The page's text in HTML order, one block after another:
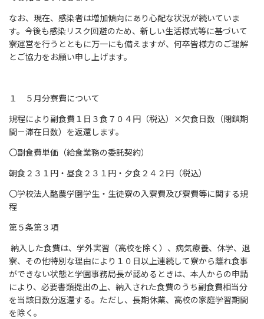
なお、現在、感染者は増加傾向にあり心配な状況が続いていま
す。今後も感染リスク回避のため、新しい生活様式等に基づいて
寮運営を行うとともに万一にも備えますが、何卒皆様方のご理解
とご協力をお願い申し上げます。
１ ５月分寮費について
規程により副食費１日３食７０４円（税込）×欠食日数（閉鎖期
間－滞在日数）を返還します。
〇副食費単価（給食業務の委託契約）
朝食２３１円・昼食２３１円・夕食２４２円（税込）
〇学校法人酪農学園学生・生徒寮の入寮費及び寮費等に関する規
程
第５条第３項
納入した食費は、学外実習（高校を除く）、病気療養、休学、退
寮、その他特別な理由により１０日以上連続して寮から離れ食事
ができない状態と学園事務局長が認めるときは、本人からの申請
により、必要書類提出の上、納入された食費のうち副食費相当分
を当該日数分返還する。ただし、長期休業、高校の家庭学習期間
を除く。